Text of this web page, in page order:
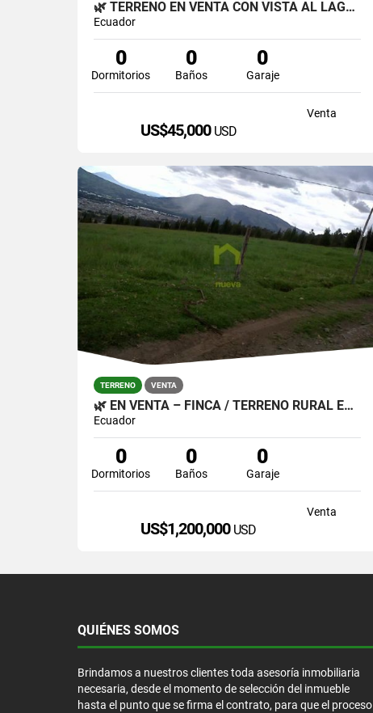
🌿 TERRENO EN VENTA CON VISTA AL LAGO – SAN RAFAEL 🌿
Ecuador
0
Dormitorios
0
Baños
0
Garaje
Venta
US$45,000 USD
TERRENO VENTA
🌿 EN VENTA – FINCA / TERRENO RURAL EN CAYAMBE 🌿
Ecuador
0
Dormitorios
0
Baños
0
Garaje
Venta
US$1,200,000 USD
QUIÉNES SOMOS
Brindamos a nuestros clientes toda asesoría inmobiliaria
necesaria, desde el momento de selección del inmueble
hasta el punto que se firma el contrato, para que el proceso